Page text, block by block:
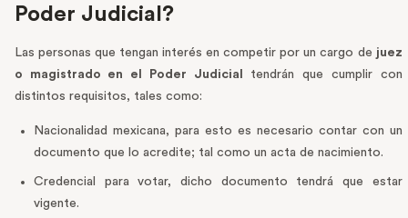
Poder Judicial?
Las personas que tengan interés en competir por un cargo de juez
o magistrado en el Poder Judicial
tendrán que cumplir con
distintos requisitos, tales como:
Nacionalidad mexicana, para esto es necesario contar con un
documento que lo acredite; tal como un acta de nacimiento.
Credencial para votar, dicho documento tendrá que estar
vigente.